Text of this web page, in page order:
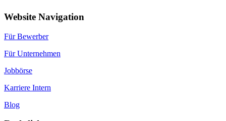
Website Navigation
Für Bewerber
Für Unternehmen
Jobbörse
Karriere Intern
Blog